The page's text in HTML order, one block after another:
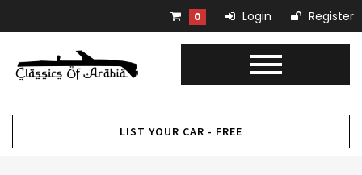
0 Login Register
LIST YOUR CAR - FREE